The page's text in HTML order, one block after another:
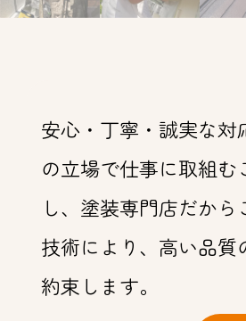
安心・丁寧・誠実な対
の立場で仕事に取組む
し、塗装専門店だから
技術により、高い品質
約束します。